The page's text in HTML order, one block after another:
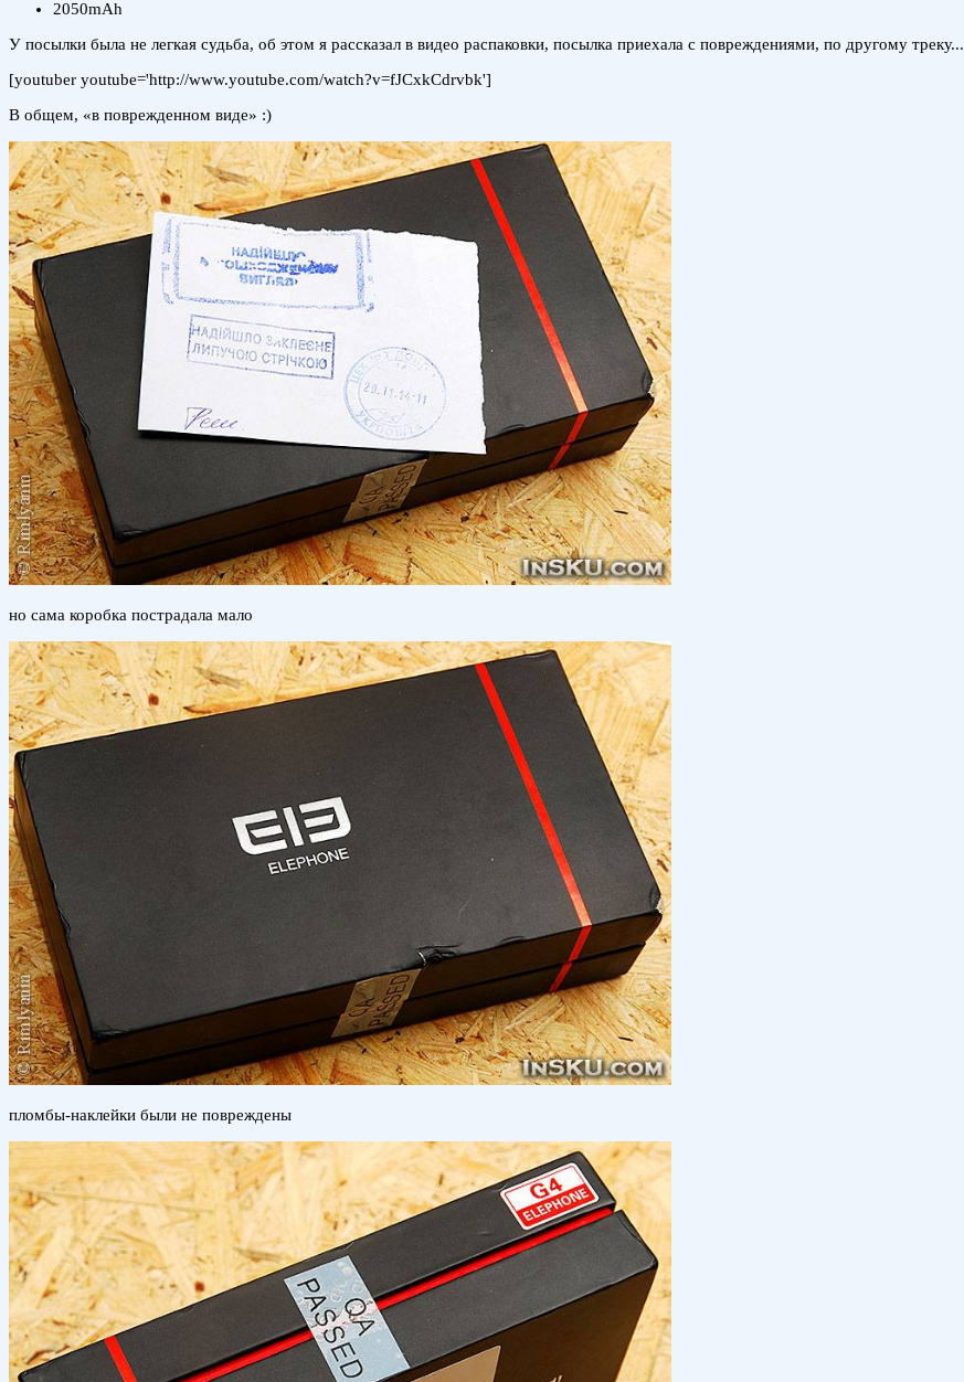
2050mAh
У посылки была не легкая судьба, об этом я рассказал в видео распаковки, посылка приехала с повреждениями, по другому треку...
[youtuber youtube='http://www.youtube.com/watch?v=fJCxkCdrvbk']
В общем, «в поврежденном виде» :)
но сама коробка пострадала мало
пломбы-наклейки были не повреждены